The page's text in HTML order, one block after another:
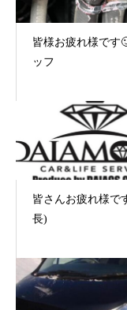
皆様お疲れ様です
ッフ
皆さんお疲れ様で
長)